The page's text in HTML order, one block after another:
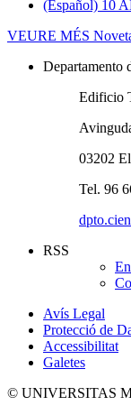
(Español) 10
VEURE MÉS
Departamento
Edificio
03202
Tel. 96
RSS
Avís Legal
Protecció de
Accessibilitat
Galetes
© UNIVERSITAS